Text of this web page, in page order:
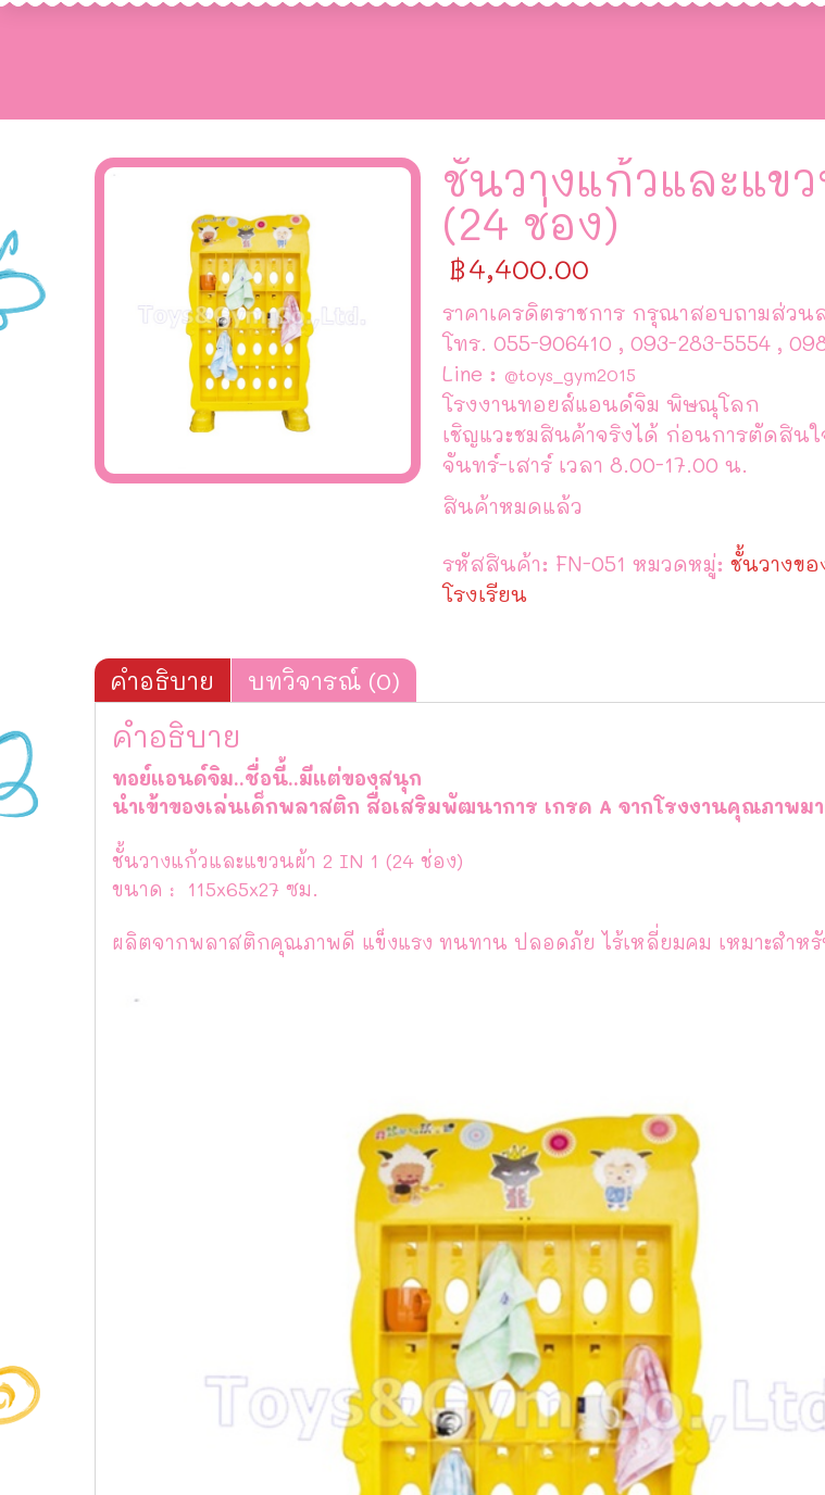
ชั้นวางแก้วและแข
(24 ช่อง)
฿4,400.00
ราคาเครดิตราชการ กรุณาสอบถามส่ว
โทร. 055-906410 , 093-283-5554 ,
Line : @toys_gym2015
โรงงานทอยส์แอนด์จิม พิษณุโลก
เชิญแวะชมสินค้าจริงได้ ก่อนการตัดสินใ
จันทร์-เสาร์ เวลา 8.00-17.00 น.
สินค้าหมดแล้ว
รหัสสินค้า: FN-051 หมวดหมู่: ชั้นวางขอ
โรงเรียน
คำอธิบาย บทวิจารณ์ (0)
คำอธิบาย
ทอย์แอนด์จิม..ชื่อนี้..มีแต่ของสนุก
นำเข้าของเล่นเด็กพลาสติก สื่อเสริมพัฒนาการ เกรด A จากโรงงานคุณภาพม
ชั้นวางแก้วและแขวนผ้า 2 IN 1 (24 ช่อง)
ขนาด : 115x65x27 ซม.
ผลิตจากพลาสติกคุณภาพดี แข็งแรง ทนทาน ปลอดภัย ไร้เหลี่ยมคม เหมาะสำหรั